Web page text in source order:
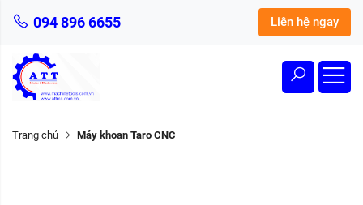
094 896 6655 Liên hệ ngay
Trang chủ Máy khoan Taro CNC